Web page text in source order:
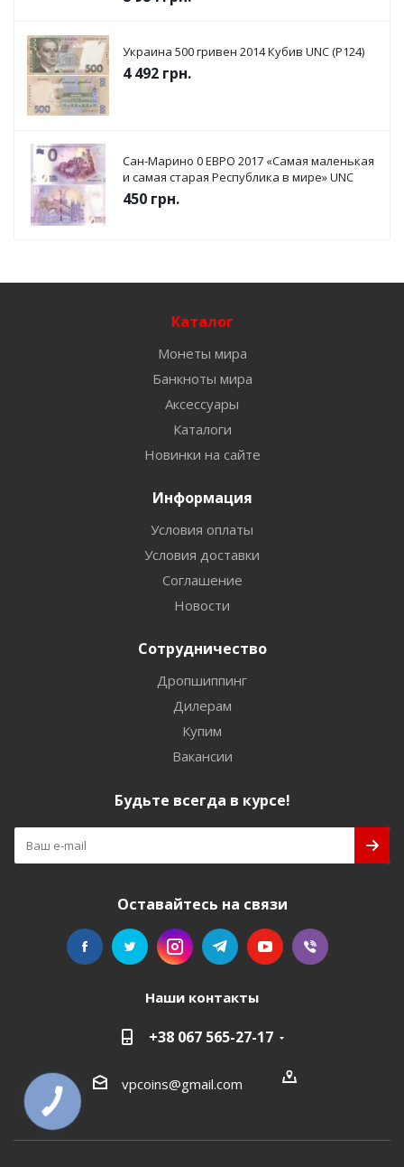
Украина 500 гривен 2014 Кубив UNC (P124)
4 492 грн.
Сан-Марино 0 ЕВРО 2017 «Самая маленькая
и самая старая Республика в мире» UNC
450 грн.
Каталог
Монеты мира
Банкноты мира
Аксессуары
Каталоги
Новинки на сайте
Информация
Условия оплаты
Условия доставки
Соглашение
Новости
Сотрудничество
Дропшиппинг
Дилерам
Купим
Вакансии
Будьте всегда в курсе!
Оставайтесь на связи
Наши контакты
+38 067 565-27-17
vpcoins@gmail.com
КНОПКА
СВЯЗИ